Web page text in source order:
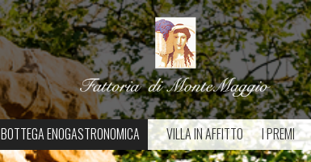
BOTTEGA ENOGASTRONOMICA VILLA IN AFFITTO I PREMI